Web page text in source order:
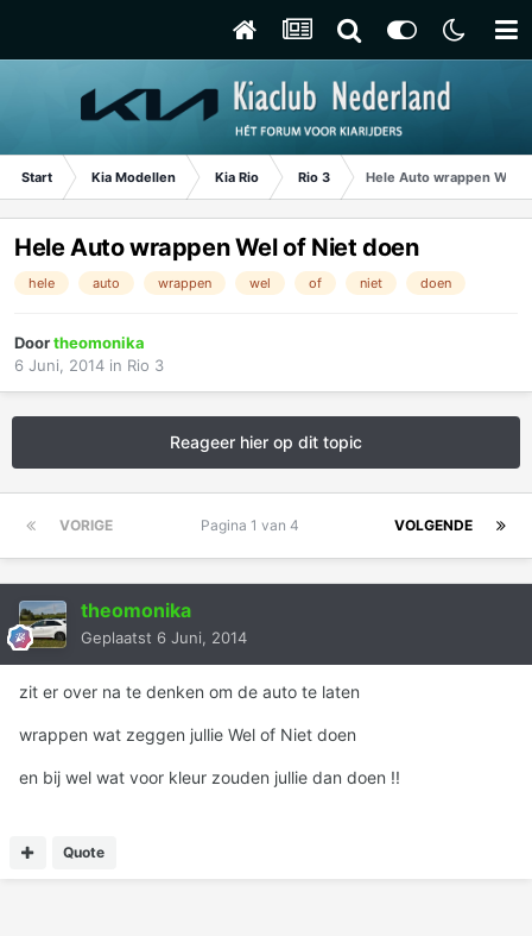
Start Kia Modellen Kia Rio Rio 3 Hele Auto wrappen Wel
Hele Auto wrappen Wel of Niet doen
hele auto wrappen wel of niet doen
Doortheomonika
6 Juni, 2014 in Rio 3
Reageer hier op dit topic
VORIGE VOLGENDE
Pagina 1 van 4
theomonika
Geplaatst 6 Juni, 2014
zit er over na te denken om de auto te laten
wrappen wat zeggen jullie Wel of Niet doen
en bij wel wat voor kleur zouden jullie dan doen !!
Quote